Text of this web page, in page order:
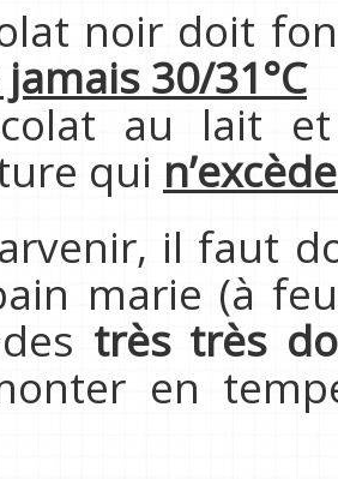
noir doit
jamais 30/31°C
au lait
qui
il faut
marie (à
très très
en